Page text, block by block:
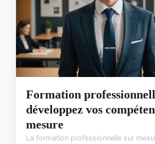
Formation
développez vos
mesure
La formation professionnelle sur